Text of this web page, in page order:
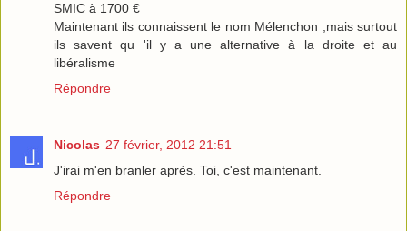
SMIC à 1700 €
Maintenant ils connaissent le nom Mélenchon ,mais surtout
ils savent qu 'il y a une alternative à la droite et au
libéralisme
Répondre
Nicolas 27 février, 2012 21:51
J'irai m'en branler après. Toi, c'est maintenant.
Répondre